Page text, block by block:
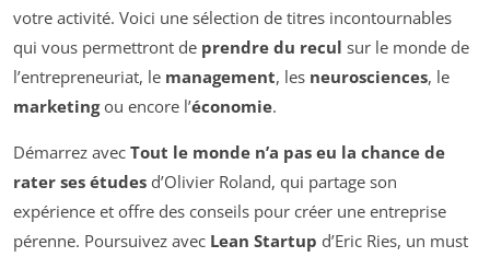
votre activité. Voici une sélection de titres incontournables
qui vous permettront de prendre du recul sur le monde de
l’entrepreneuriat, le management, les neurosciences, le
marketingou encore l’économie.
Démarrez avec Tout le monde n’a pas eu la chance de
rater ses études d’Olivier Roland, qui partage son
expérience et offre des conseils pour créer une entreprise
pérenne. Poursuivez avec Lean Startup d’Eric Ries, un must